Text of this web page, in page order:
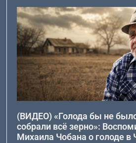
(ВИДЕО) «Голода бы не
собрали всё зерно»:
Михаила Чобана о голоде